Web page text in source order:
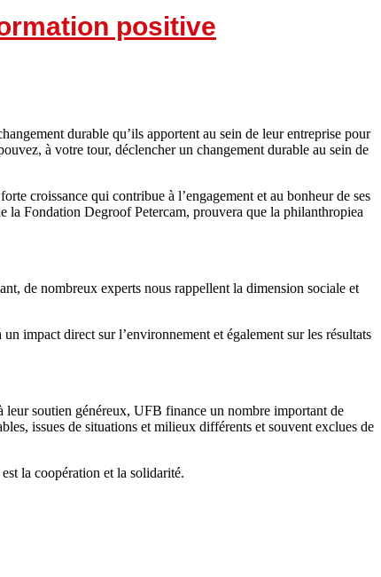
positive
durable qu’ils apportent au sein de leur entreprise pour
à votre tour, déclencher un changement durable au sein de
croissance qui contribue à l’engagement et au bonheur de ses
la Fondation Degroof Petercam, prouvera que la philanthropiea
de nombreux experts nous rappellent la dimension sociale et
impact direct sur l’environnement et également sur les résultats
leur soutien généreux, UFB finance un nombre important de
issues de situations et milieux différents et souvent exclues de
la coopération et la solidarité.